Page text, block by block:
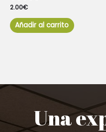
Valorado
con
de
5
2.00€
Añadir al carrito
Una